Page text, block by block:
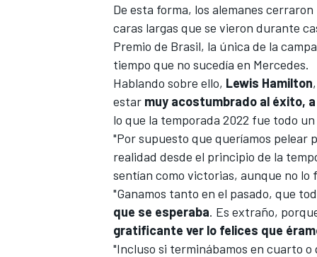
De esta forma, los alemanes
caras largas que se vieron durante
Premio de Brasil, la única de la
tiempo que no sucedía en Mercedes.
Hablando sobre ello, Lewis Hamilton
estar muy acostumbrado al éxito,
lo que la temporada 2022 fue todo
"Por supuesto que queríamos
realidad desde el principio de la
sentían como victorias, aunque no
"Ganamos tanto en el pasado, que
que se esperaba. Es extraño,
gratificante ver lo felices que
"Incluso si terminábamos en cuarto